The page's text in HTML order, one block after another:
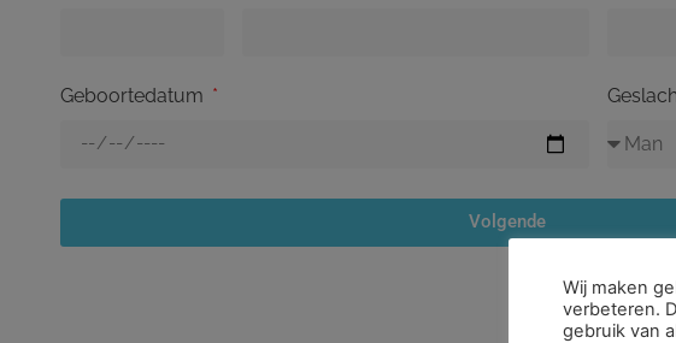
Geboortedatum
Volgende
Wij maken
verbeteren.
gebruik van